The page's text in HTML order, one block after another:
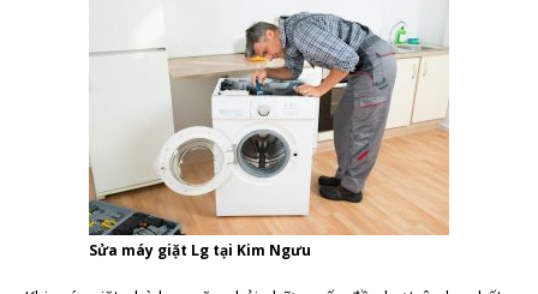
Sửa máy giặt Lg tại Kim Ngưu